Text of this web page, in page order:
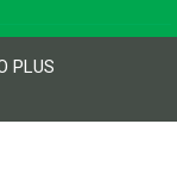
PLUS